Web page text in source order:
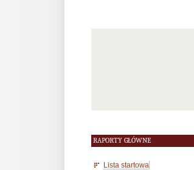
RAPORTY GŁÓWNE
Lista startowa